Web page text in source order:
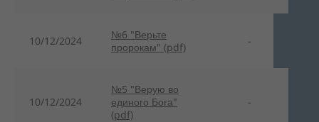
10/12/2024
№6 "Верьте
пророкам" (pdf)
-
10/12/2024
№5 "Верую во
единого Бога"
(pdf)
-